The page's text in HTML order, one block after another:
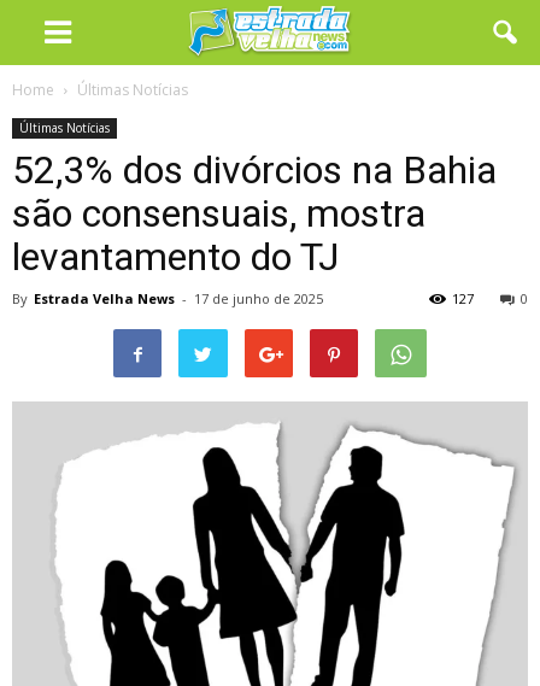
Home Últimas Notícias
Últimas Notícias
52,3% dos divórcios na Bahia
são consensuais, mostra
levantamento do TJ
By Estrada Velha News - 17 de junho de 2025 0
127